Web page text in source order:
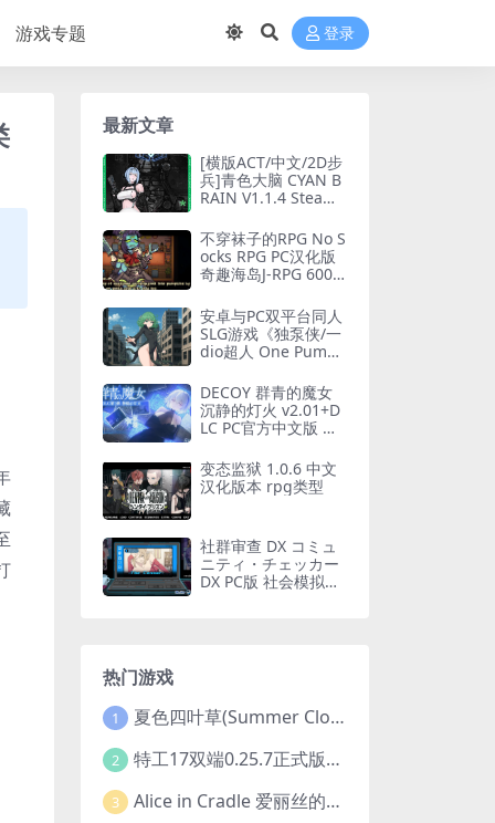
游戏专题 登录
最新文章
[横版ACT/中文/2D步
兵]青色大脑 CYAN B
RAIN V1.1.4 Steam
档 [1.6G/更新/全CV]
不穿袜子的RPG No S
ocks RPG PC汉化版
奇趣海岛J-RPG 600M
安卓与PC双平台同人
SLG游戏《独泵侠/一
dio超人 One Pump
中文版（汉化/同人/
步兵/450M）
DECOY 群青的魔女
沉静的灯火 v2.01+D
LC PC官方中文版 横
藏版 1.3G
变态监狱 1.0.6 中文
汉化版本 rpg类型
社群审查 DX コミュ
ニティ・チェッカー
DX PC版 社会模拟策
热门游戏
1 夏色四叶草(Summer Clover) Ver1.11 官方中文 1+4.35G 全CG 有CV 百度盘版本
2 特工17双端0.25.7正式版发布！BUG修复+全解锁存档+赞助码合集（安卓/PC/中文/动态）
3 Alice in Cradle 爱丽丝的摇篮 PC官方中文版 横版动作ACT 手绘幻想风 v0.29g 完整体验版